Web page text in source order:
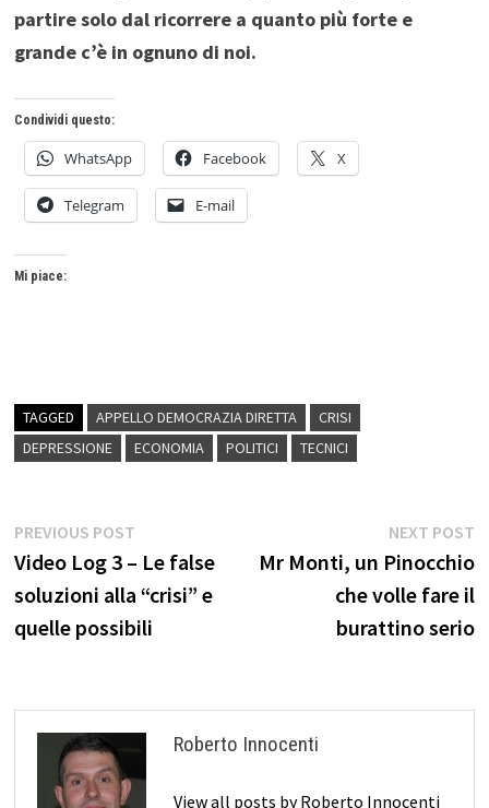
partire solo dal ricorrere a quanto più forte e
grande c’è in ognuno di noi.
Condividi questo:
WhatsApp Facebook X
Telegram E-mail
Mi piace:
TAGGED APPELLO DEMOCRAZIA DIRETTA
CRISI
DEPRESSIONE
ECONOMIA POLITICI TECNICI
Navigazione
articoli
PREVIOUS POSTPrevious
post:
Video Log 3 – Le false
soluzioni alla “crisi” e
quelle possibili
NEXT POST
Mr Monti, un Pinocchio
che volle fare il
burattino serio
Roberto Innocenti
View all posts by Roberto Innocenti